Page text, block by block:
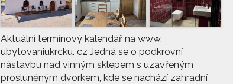
Aktuální termínový kalendář na www.
ubytovaniukrcku. cz Jedná se o podkrovní
nástavbu nad vinným sklepem s uzavřeným
prosluněným dvorkem, kde se nachází zahradní